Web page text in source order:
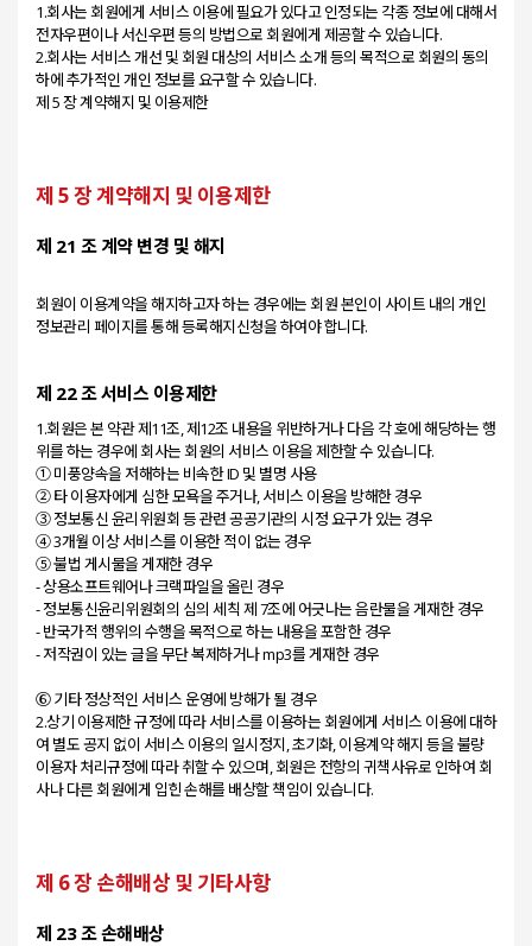
1.회사는 회원에게 서비스 이용에 필요가 있다고 인정되는 각종 정보에 대해서
전자우편이나 서신우편 등의 방법으로 회원에게 제공할 수 있습니다.
2.회사는 서비스 개선 및 회원 대상의 서비스 소개 등의 목적으로 회원의 동의
하에 추가적인 개인 정보를 요구할 수 있습니다.
제 5 장 계약해지 및 이용제한
제 5 장 계약해지 및 이용제한
제 21 조 계약 변경 및 해지
회원이 이용계약을 해지하고자 하는 경우에는 회원 본인이 사이트 내의 개인
제 22 조 서비스 이용제한
1.회원은 본 약관 제11조, 제12조 내용을 위반하거나 다음 각 호에 해당하는 행
위를 하는 경우에 회사는 회원의 서비스 이용을 제한할 수 있습니다.
① 미풍양속을 저해하는 비속한 ID 및 별명 사용
② 타 이용자에게 심한 모욕을 주거나, 서비스 이용을 방해한 경우
③ 정보통신 윤리위원회 등 관련 공공기관의 시정 요구가 있는 경우
④ 3개월 이상 서비스를 이용한 적이 없는 경우
⑤ 불법 게시물을 게재한 경우
- 상용소프트웨어나 크랙파일을 올린 경우
- 정보통신윤리위원회의 심의 세칙 제 7조에 어긋나는 음란물을 게재한 경우
- 반국가적 행위의 수행을 목적으로 하는 내용을 포함한 경우
- 저작권이 있는 글을 무단 복제하거나 mp3를 게재한 경우
⑥ 기타 정상적인 서비스 운영에 방해가 될 경우
2.상기 이용제한 규정에 따라 서비스를 이용하는 회원에게 서비스 이용에 대하
여 별도 공지 없이 서비스 이용의 일시정지, 초기화, 이용계약 해지 등을 불량
이용자 처리규정에 따라 취할 수 있으며, 회원은 전항의 귀책사유로 인하여 회
제 6 장 손해배상 및 기타사항
제 23 조 손해배상